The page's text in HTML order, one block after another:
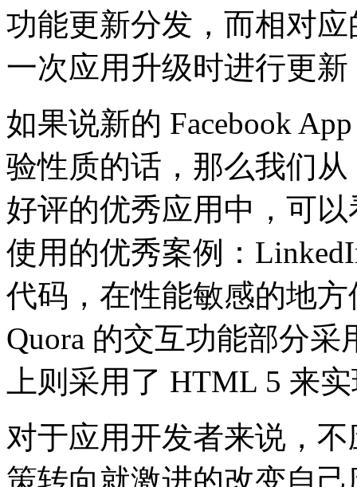
功能更新分发，而相对
一次应用升级时进行更新
如果说新的 Facebook
验性质的话，那么我们
好评的优秀应用中，可
使用的优秀案例：
代码，在性能敏感的地
Quora 的交互功能部分
上则采用了 HTML 5 来
对于应用开发者来说，不
策转向就激进的改变自